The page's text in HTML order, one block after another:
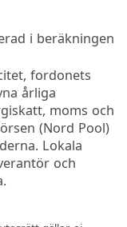
i beräkningen
fordonets
årliga
moms och
(Nord Pool)
Lokala
och